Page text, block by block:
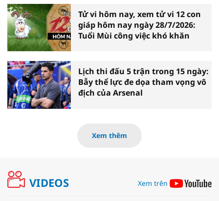
Tử vi hôm nay, xem tử vi 12 con
giáp hôm nay ngày 28/7/2026:
Tuổi Mùi công việc khó khăn
Lịch thi đấu 5 trận trong 15 ngày:
Bẫy thể lực đe dọa tham vọng vô
địch của Arsenal
Xem thêm
VIDEOS Xem trên